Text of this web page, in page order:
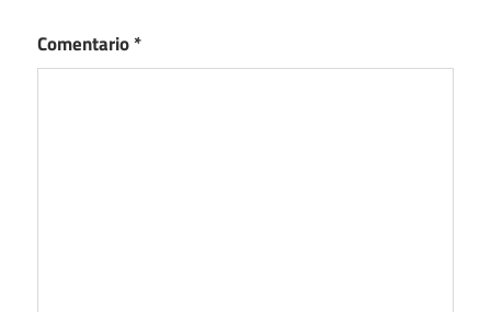
Comentario*